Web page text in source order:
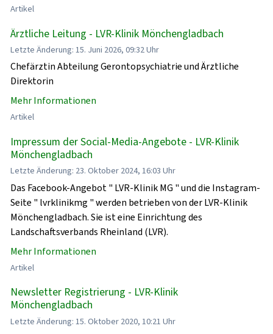
Artikel
Ärztliche Leitung - LVR-Klinik Mönchengladbach
Letzte Änderung: 15. Juni 2026, 09:32 Uhr
Chefärztin Abteilung Gerontopsychiatrie und Ärztliche
Direktorin
Mehr Informationen
Artikel
Impressum der Social-Media-Angebote - LVR-Klinik
Mönchengladbach
Letzte Änderung: 23. Oktober 2024, 16:03 Uhr
Das Facebook-Angebot " LVR-Klinik MG " und die Instagram-
Seite " lvrklinikmg " werden betrieben von der LVR-Klinik
Mönchengladbach. Sie ist eine Einrichtung des
Landschaftsverbands Rheinland (LVR).
Mehr Informationen
Artikel
Newsletter Registrierung - LVR-Klinik
Mönchengladbach
Letzte Änderung: 15. Oktober 2020, 10:21 Uhr